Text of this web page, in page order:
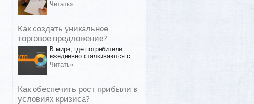
Читать»
Как создать уникальное
торговое предложение?
В мире, где потребители
ежедневно сталкиваются с...
Читать»
Как обеспечить рост прибыли в
условиях кризиса?